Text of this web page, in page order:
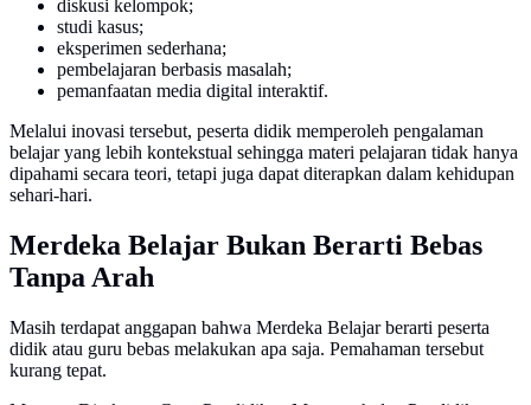
diskusi kelompok;
studi kasus;
eksperimen sederhana;
pembelajaran berbasis masalah;
pemanfaatan media digital interaktif.
Melalui inovasi tersebut, peserta didik memperoleh pengalaman
belajar yang lebih kontekstual sehingga materi pelajaran tidak hanya
dipahami secara teori, tetapi juga dapat diterapkan dalam kehidupan
sehari-hari.
Merdeka Belajar Bukan Berarti Bebas
Tanpa Arah
Masih terdapat anggapan bahwa Merdeka Belajar berarti peserta
didik atau guru bebas melakukan apa saja. Pemahaman tersebut
kurang tepat.